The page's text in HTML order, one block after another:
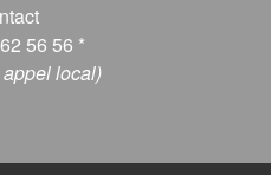
56 56 *
local)